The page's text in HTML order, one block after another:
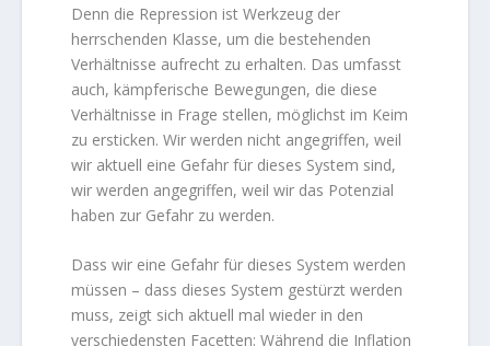
Denn die Repression ist Werkzeug der
herrschenden Klasse, um die bestehenden
Verhältnisse aufrecht zu erhalten. Das umfasst
auch, kämpferische Bewegungen, die diese
Verhältnisse in Frage stellen, möglichst im Keim
zu ersticken. Wir werden nicht angegriffen, weil
wir aktuell eine Gefahr für dieses System sind,
wir werden angegriffen, weil wir das Potenzial
haben zur Gefahr zu werden.
Dass wir eine Gefahr für dieses System werden
müssen – dass dieses System gestürzt werden
muss, zeigt sich aktuell mal wieder in den
verschiedensten Facetten: Während die Inflation